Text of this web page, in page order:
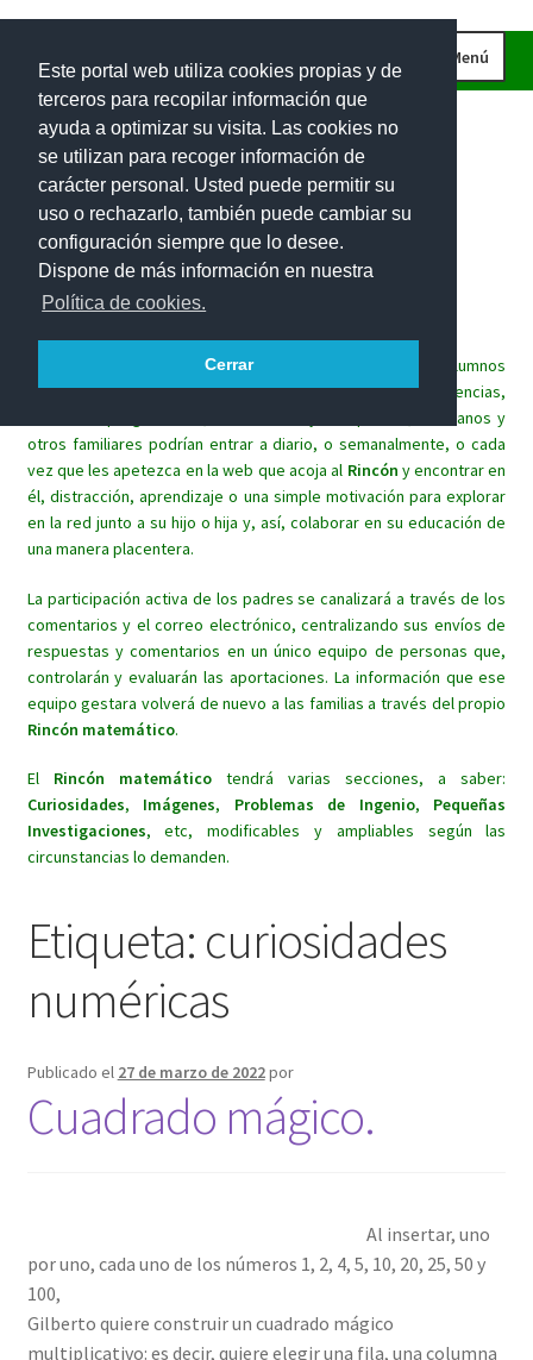
Este portal web utiliza cookies propias y de
terceros para recopilar información que
ayuda a optimizar su visita. Las cookies no
se utilizan para recoger información de
carácter personal. Usted puede permitir su
uso o rechazarlo, también puede cambiar su
configuración siempre que lo desee.
Dispone de más información en nuestra
Política de cookies.
Cerrar
la
navegación
al
contenido
Menú
INICIO
CURIOSIDADES
IMÁGENES
INVESTIGACIONES
PROBLEMAS DE INGENIO
PROBLEMAS INTERACTIVOS
Rincónmatemáticopara
familias.
Este espacio lúdico trata de implicar a las familias de los alumnos
en el aprendizaje de las matemáticas de sus hijos. Sin exigencias,
sin tareas programadas, los alumnos y sus padres, hermanos y
otros familiares podrían entrar a diario, o semanalmente, o cada
vez que les apetezca en la web que acoja al Rincón y encontrar en
él, distracción, aprendizaje o una simple motivación para explorar
en la red junto a su hijo o hija y, así, colaborar en su educación de
una manera placentera.
La participación activa de los padres se canalizará a través de los
comentarios y el correo electrónico, centralizando sus envíos de
respuestas y comentarios en un único equipo de personas que,
controlarán y evaluarán las aportaciones. La información que ese
equipo gestara volverá de nuevo a las familias a través del propio
Rincón matemático.
El Rincón matemáticotendrá varias secciones, a saber:
Curiosidades, Imágenes, Problemas de Ingenio, Pequeñas
Investigaciones, etc, modificables y ampliables según las
circunstancias lo demanden.
Etiqueta: curiosidades
numéricas
Publicado el 27 de marzo de 2022por
Cuadrado mágico.
Al insertar, uno
por uno, cada uno de los números 1, 2, 4, 5, 10, 20, 25, 50 y
100,
Gilberto quiere construir un cuadrado mágico
multiplicativo: es decir, quiere elegir una fila, una columna